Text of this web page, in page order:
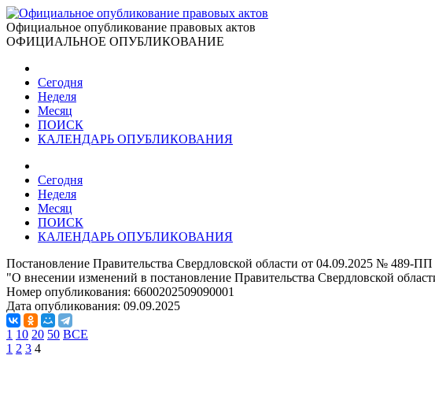
Официальное опубликование правовых актов
ОФИЦИАЛЬНОЕ ОПУБЛИКОВАНИЕ
Сегодня
Неделя
Месяц
ПОИСК
КАЛЕНДАРЬ ОПУБЛИКОВАНИЯ
Сегодня
Неделя
Месяц
ПОИСК
КАЛЕНДАРЬ ОПУБЛИКОВАНИЯ
Постановление Правительства Свердловской области от 04.09.2025 № 489-ПП
"О внесении изменений в постановление Правительства Свердловской
Номер опубликования: 6600202509090001
Дата опубликования: 09.09.2025
1 10 20 50 ВСЕ
1 2 3 4